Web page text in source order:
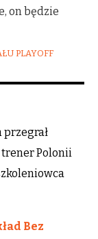
on będzie
PLAYOFF
Polonii
Bez